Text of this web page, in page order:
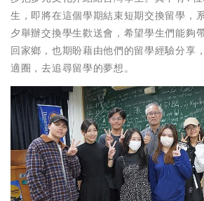
生，即將在這個學期結束短期交換留學，
夕舉辦交換學生歡送會，希望學生們能夠
回家鄉，也期盼藉由他們的留學經驗分享
適圈，去追尋留學的夢想。